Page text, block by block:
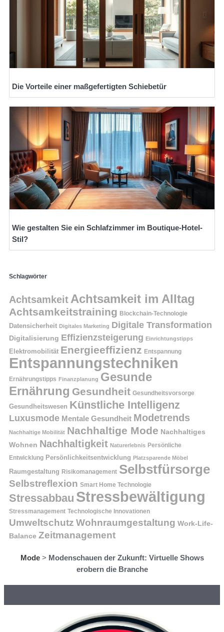
Die Vorteile einer maßgefertigten Schiebetür
Wie gestalten Sie ein Schlafzimmer im Boutique-Hotel-
Stil?
Schlagwörter
Achtsamkeit Achtsamkeit im Alltag
Achtsamkeitstraining Blockchain-Technologie
Datensicherheit Digitales Marketing Digitale Transformation
Digitalisierung Effizienzsteigerung Einrichtungstipps
Elektromobilität Energieeffizienz Entspannung
Entspannungstechniken
Ernährungstipps Finanzplanung Gesunde
Ernährung Gesundheit Gesundheitsvorsorge
Gesundheitswesen Künstliche Intelligenz
Luxusmode Mentale Gesundheit Modetrends
Nachhaltige Mobilität Nachhaltige Mode Nachhaltiges
Wohnen Nachhaltigkeit Naturerlebnis Persönliche
Entwicklung Persönlichkeitsentwicklung Platzsparende Möbel
Raumgestaltung Risikomanagement Selbstfürsorge
Selbstreflexion Smart Home Technologie
Stressabbau Stressbewältigung
Stressmanagement Technologische Innovationen
Umweltschutz Wohnraumgestaltung Work-Life-
Balance Zeitmanagement
Mode> Modenschauen der Zukunft: Virtuelle Shows
erobern die Branche